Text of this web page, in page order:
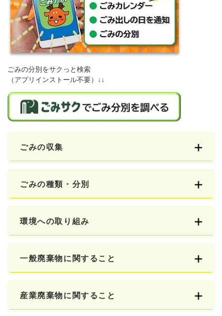
ごみの分別をサクっと検索
（アプリインストール不要）↓↓
ごみの収集
ごみの種類・分別
環境への取り組み
一般廃棄物に関すること
産業廃棄物に関すること